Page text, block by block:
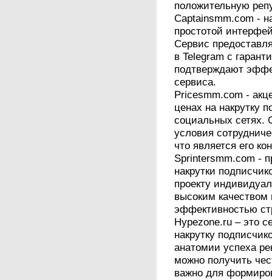
положительную
Captainsmm.com -
простотой
Сервис
в Telegram с
подтверждают
сервиса.
Pricesmm.com -
ценах на накрутку
социальных сетях.
условия
что является его
Sprintersmm.com -
накрутки
проекту
высоким
эффективностью
Hypezone.ru – это
накрутку
анатомии успеха
можно получить
важно для